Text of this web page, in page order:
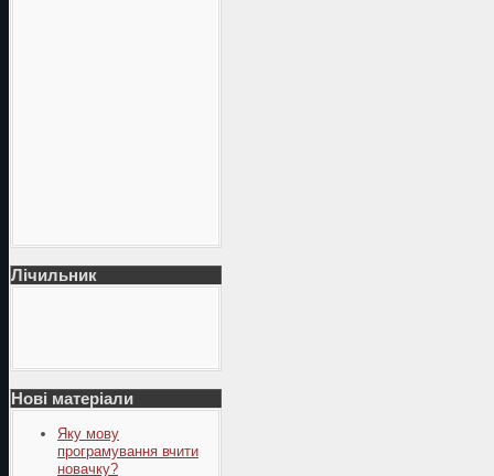
Лічильник
Нові матеріали
Яку мову
програмування вчити
новачку?